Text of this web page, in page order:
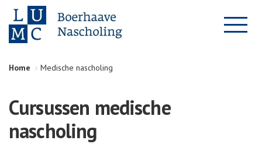
Home Medische nascholing
Cursussen medische
nascholing